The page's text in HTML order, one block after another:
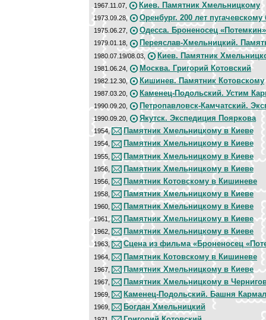
1967.11.07, Киев. Памятник Хмельницкому
1973.09.28, Оренбург. 200 лет пугачевскому
1975.06.27, Одесса. Броненосец «Потемкин»
1979.01.18, Переяслав-Хмельницкий.
1980.07.19/08.03, Киев. Памятник
1981.06.24, Москва. Григорий Котовский
1982.12.30, Кишинев. Памятник Котовскому
1987.03.20, Каменец-Подольский. Устим
1990.09.20, Петропавловск-Камчатский.
1990.09.20, Якутск. Экспедиция Пояркова
1954, Памятник Хмельницкому в Киеве
1954, Памятник Хмельницкому в Киеве
1955, Памятник Хмельницкому в Киеве
1956, Памятник Хмельницкому в Киеве
1956, Памятник Котовскому в Кишиневе
1958, Памятник Хмельницкому в Киеве
1960, Памятник Хмельницкому в Киеве
1961, Памятник Хмельницкому в Киеве
1962, Памятник Хмельницкому в Киеве
1963, Сцена из фильма «Броненосец
1964, Памятник Котовскому в Кишиневе
1967, Памятник Хмельницкому в Киеве
1967, Памятник Хмельницкому в
1969, Каменец-Подольский. Башня
1969, Богдан Хмельницкий